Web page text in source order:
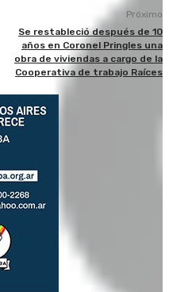
Próximo
Se restableció después de 10
años en Coronel Pringles una
obra de viviendas a cargo de la
Cooperativa de trabajo Raíces